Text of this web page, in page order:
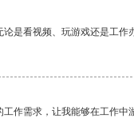
是看视频、玩游戏还是工
作需求，让我能够在工作中